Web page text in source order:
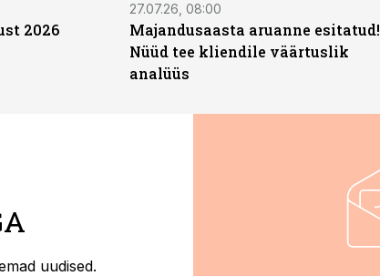
2026
27.07.26, 08:00
Majandusaasta aruanne esitatud!
Nüüd tee kliendile väärtuslik
analüüs
uudised.